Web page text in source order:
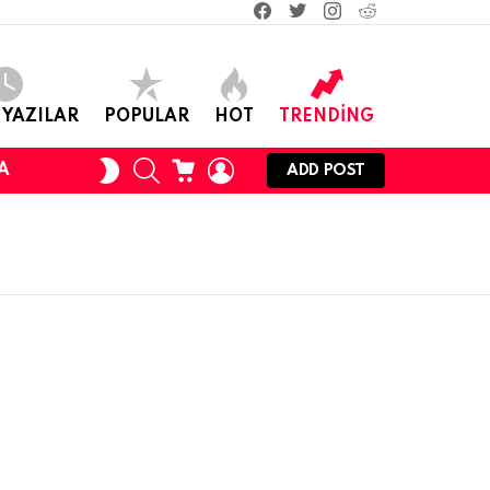
YAZILAR POPULAR HOT TRENDING
SKIN
ANAHTARI
ARAMAALIŞVERIŞ
SEPETI
OTURUM
ADD POST